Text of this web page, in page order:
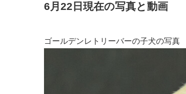
6月22日現在の写真と動画
ゴールデンレトリーバーの子犬の写真